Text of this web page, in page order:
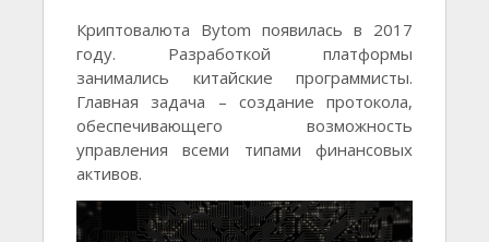
Криптовалюта Bytom появилась в 2017
году. Разработкой платформы
занимались китайские программисты.
Главная задача – создание протокола,
обеспечивающего возможность
управления всеми типами финансовых
активов.